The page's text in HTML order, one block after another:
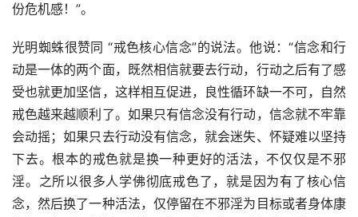
份危机感！”。
光明蜘蛛很赞同 “戒色核心信念”的说法。他说：“信念和行
动是一体的两个面，既然相信就要去行动，行动之后有了感
受也就更加坚信，这样相互促进，良性循环缺一不可，自然
戒色越来越顺利了。如果只有信念没有行动，信念就不牢靠
会动摇；如果只去行动没有信念，就会迷失、怀疑难以坚持
下去。根本的戒色就是换一种更好的活法，不仅仅是不邪
淫。之所以很多人学佛彻底戒色了，就是因为有了核心信
念，然后换了一种活法，仅停留在不邪淫为目标或者身体康